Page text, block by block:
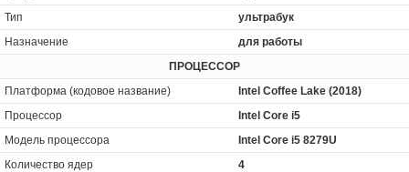
Тип
ультрабук
Назначение
для работы
ПРОЦЕССОР
Платформа (кодовое название)
Intel Coffee Lake (2018)
Процессор
Intel Core i5
Модель процессора
Intel Core i5 8279U
Количество ядер
4